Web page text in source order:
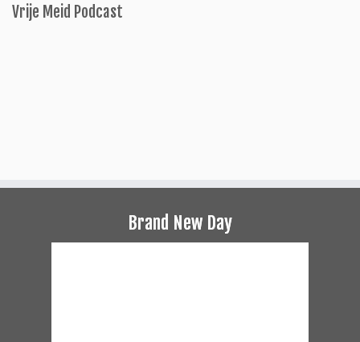
Vrije Meid Podcast
Brand New Day